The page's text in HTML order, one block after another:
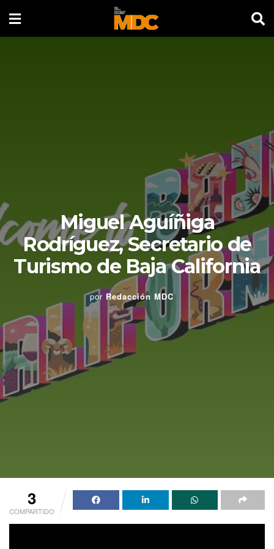
Miguel Aguíñiga
Rodríguez, Secretario de
Turismo de Baja California
por Redacción MDC
3
COMPARTIDO